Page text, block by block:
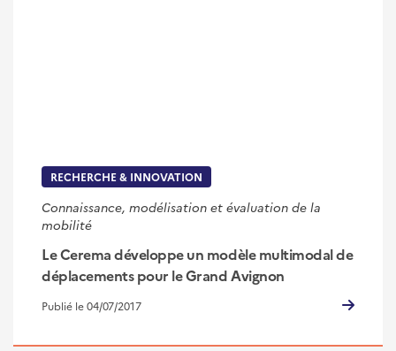
RECHERCHE & INNOVATION
Connaissance, modélisation et évaluation de la
mobilité
Le Cerema développe un modèle multimodal de
déplacements pour le Grand Avignon
Publié le 04/07/2017